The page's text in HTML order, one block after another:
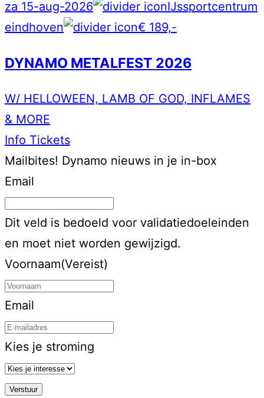
za 15-aug-2026
IJssportcentrum
eindhoven
€ 189,-
DYNAMO METALFEST 2026
W/ HELLOWEEN, LAMB OF GOD, INFLAMES
& MORE
Info Tickets
Mailbites! Dynamo nieuws in je in-box
Email
Dit veld is bedoeld voor validatiedoeleinden
en moet niet worden gewijzigd.
Voornaam(Vereist)
Email
Kies je stroming